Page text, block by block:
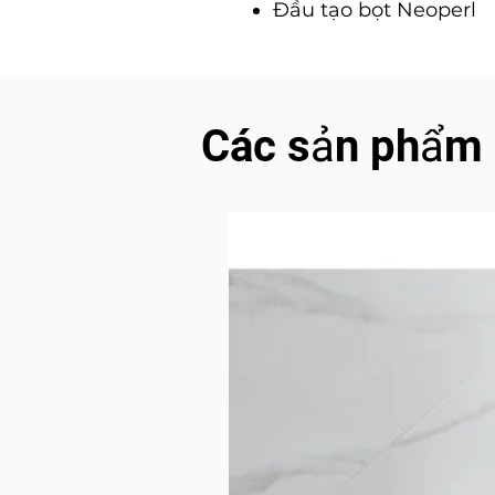
Ðầu tạo bọt Neoperl
Các sản